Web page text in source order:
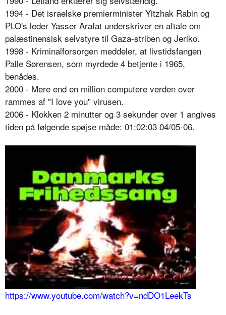
1994 - Det israelske premierminister Yitzhak Rabin og
PLO's leder Yasser Arafat underskriver en aftale om
palæstinensisk selvstyre til Gaza-striben og Jeriko.
1998 - Kriminalforsorgen meddeler, at livstidsfangen
Palle Sørensen, som myrdede 4 betjente i 1965,
benådes.
2000 - Mere end en million computere verden over
rammes af "I love you" virusen.
2006 - Klokken 2 minutter og 3 sekunder over 1 angives
tiden på følgende spøjse måde: 01:02:03 04/05-06.
https://www.youtube.com/watch?v=ndDO1LeekTs